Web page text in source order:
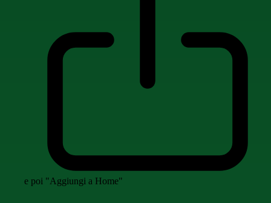
e poi "Aggiungi a Home"